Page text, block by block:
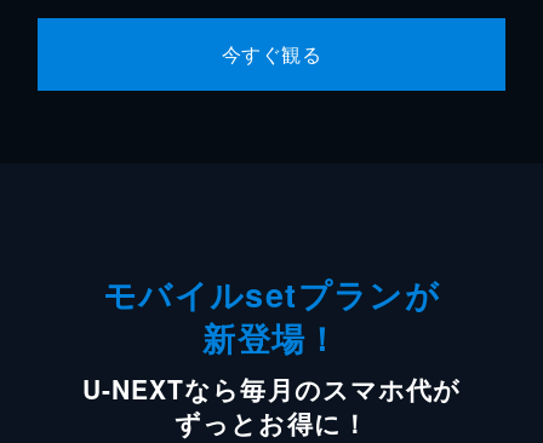
今すぐ観る
モバイルsetプランが
新登場！
U-NEXTなら毎月のスマホ代が
ずっとお得に！